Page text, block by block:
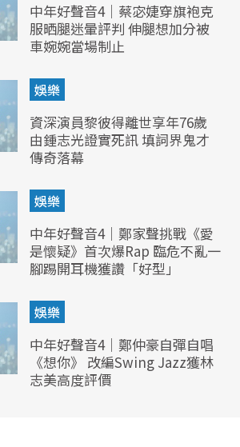
中年好聲音4｜蔡宓婕穿旗袍克
服晒腿迷暈評判 伸腿想加分被
車婉婉當場制止
娛樂
資深演員黎彼得離世享年76歲
由鍾志光證實死訊 填詞界鬼才
傳奇落幕
娛樂
中年好聲音4｜鄭家聲挑戰《愛
是懷疑》首次爆Rap 臨危不亂一
腳踢開耳機獲讚「好型」
娛樂
中年好聲音4｜鄭仲豪自彈自唱
《想你》 改編Swing Jazz獲林
志美高度評價